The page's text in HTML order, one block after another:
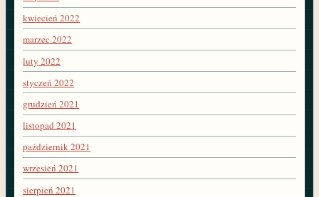
kwiecień 2022
marzec 2022
luty 2022
styczeń 2022
grudzień 2021
listopad 2021
październik 2021
wrzesień 2021
sierpień 2021